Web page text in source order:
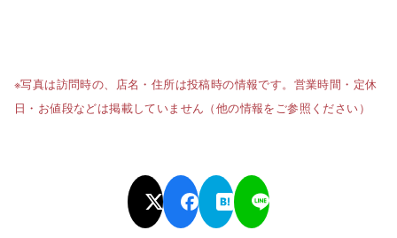
※写真は訪問時の、店名・住所は投稿時の情報です。営業時間・定休
日・お値段などは掲載していません（他の情報をご参照ください）